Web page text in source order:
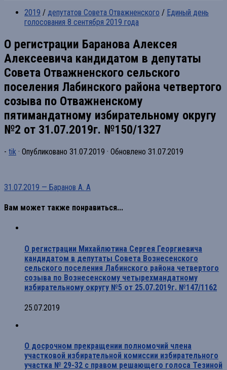
2019 / депутатов Совета Отважненского / Единый день
голосования 8 сентября 2019 года
О регистрации Баранова Алексея
Алексеевича кандидатом в депутаты
Совета Отважненского сельского
поселения Лабинского района четвертого
созыва по Отважненскому
пятимандатному избирательному округу
№2 от 31.07.2019г. №150/1327
- tik · Опубликовано 31.07.2019 · Обновлено 31.07.2019
31.07.2019 — Баранов А. А
Вам может также понравиться...
О регистрации Михайлютина Сергея Георгиевича
кандидатом в депутаты Совета Вознесенского
сельского поселения Лабинского района четвертого
созыва по Вознесенскому четырехмандатному
избирательному округу №5 от 25.07.2019г. №147/1162
25.07.2019
О досрочном прекращении полномочий члена
участковой избирательной комиссии избирательного
участка № 29-32 с правом решающего голоса Тезиной